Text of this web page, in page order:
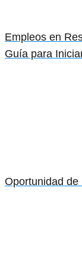
Empleos en
Guía para
Oportunidad